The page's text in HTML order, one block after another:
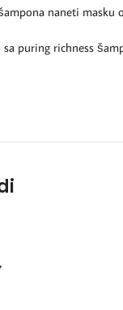
naneti
puring richness